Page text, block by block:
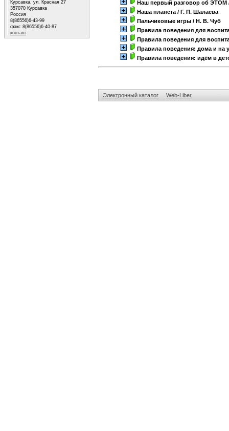
Наш первый разговор об ЭТОМ
Наша планета / Г. П. Шалаева
Пальчиковые игры / Н. В. Чуб
Правила поведения для
Правила поведения для
Правила поведения: дома и на
Правила поведения: идём в
Электронный каталог Web-Liber
Курсавка, ул. Красная 27
357070 Курсавка
Россия
8(86556)6-43-99
факс 8(86556)6-40-87
контакт